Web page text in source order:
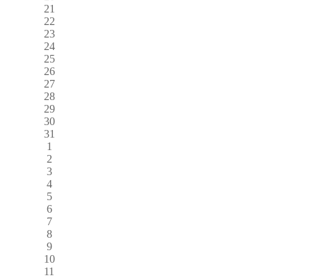
21
22
23
24
25
26
27
28
29
30
31
1
2
3
4
5
6
7
8
9
10
11